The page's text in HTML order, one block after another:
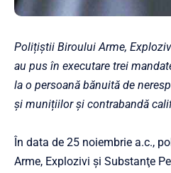
Polițiștii Biroului Arme,
au pus în executare trei
la o persoană bănuită de
și munițiilor şi contrabandă
În data de 25 noiembrie a.c.,
Arme, Explozivi şi Substanţe